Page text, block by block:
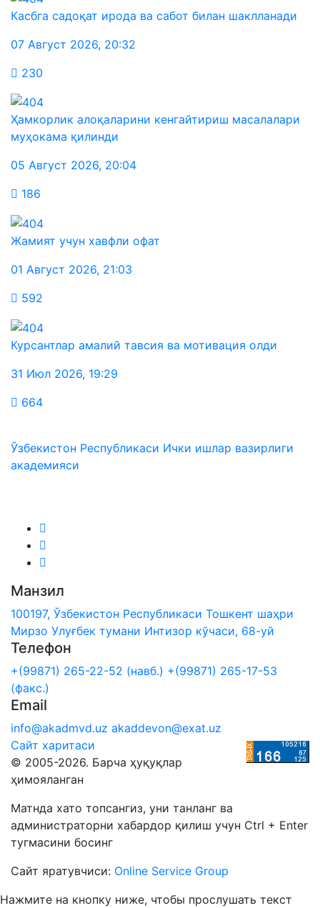
Касбга садоқат ирода ва сабот билан шаклланади
07 Август 2026, 20:32
230
Ҳамкорлик алоқаларини кенгайтириш масалалари
муҳокама қилинди
05 Август 2026, 20:04
186
Жамият учун хавфли офат
01 Август 2026, 21:03
592
Курсантлар амалий тавсия ва мотивация олди
31 Июл 2026, 19:29
664
Ўзбекистон Республикаси Ички ишлар вазирлиги
академияси
Манзил
100197, Ўзбекистон Республикаси Тошкент шаҳри
Мирзо Улуғбек тумани Интизор кўчаси, 68-уй
Телефон
+(99871) 265-22-52 (навб.) +(99871) 265-17-53
(факс.)
Email
info@akadmvd.uz akaddevon@exat.uz
Сайт харитаси
© 2005-2026. Барча ҳуқуқлар
ҳимояланган
Матнда хато топсангиз, уни танланг ва
администраторни хабардор қилиш учун Ctrl + Enter
тугмасини босинг
Сайт яратувчиси: Online Service Group
Нажмите на кнопку ниже, чтобы прослушать текст